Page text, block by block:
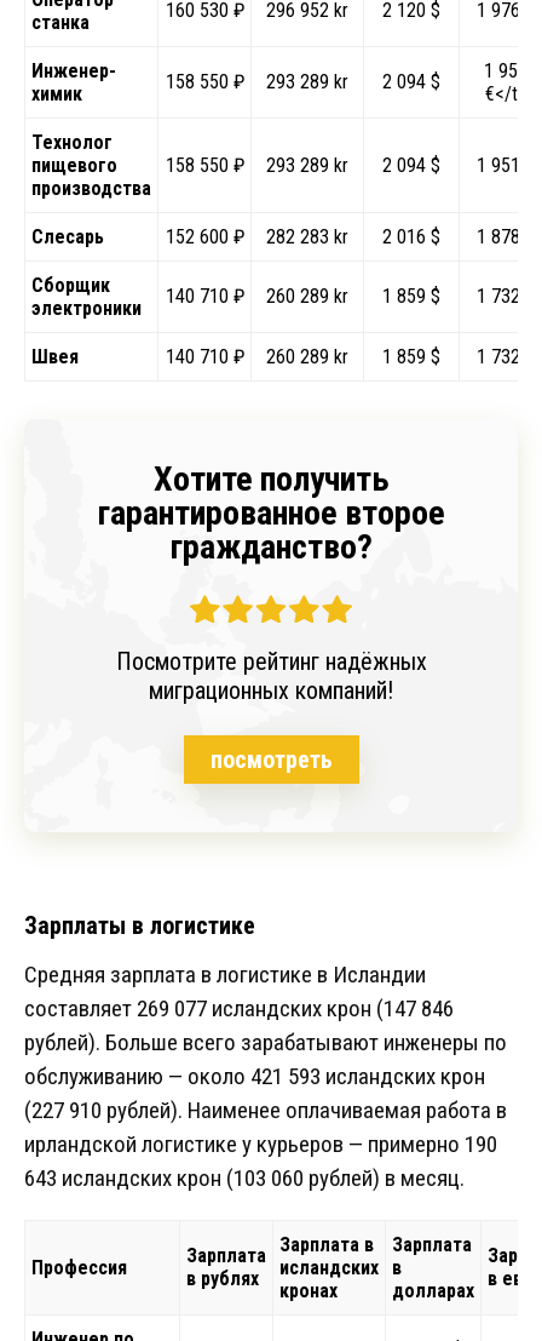
станка
160 530 ₽ 296 952 kr 2 120 $ 1 976 €
Инженер-
химик
158 550 ₽ 293 289 kr 2 094 $
1 951
€</td
Технолог
пищевого
производства
158 550 ₽ 293 289 kr 2 094 $ 1 951 €
Слесарь 152 600 ₽ 282 283 kr 2 016 $ 1 878 €
Сборщик
электроники
140 710 ₽ 260 289 kr 1 859 $ 1 732 €
Швея 140 710 ₽ 260 289 kr 1 859 $ 1 732 €
Хотите получить
гарантированное второе
гражданство?
Посмотрите рейтинг надёжных
миграционных компаний!
посмотреть
Зарплаты в логистике
Средняя зарплата в логистике в Исландии
составляет 269 077 исландских крон (147 846
рублей). Больше всего зарабатывают инженеры по
обслуживанию — около 421 593 исландских крон
(227 910 рублей). Наименее оплачиваемая работа в
ирландской логистике у курьеров — примерно 190
643 исландских крон (103 060 рублей) в месяц.
Профессия
Зарплата
в рублях
Зарплата в
исландских
кронах
Зарплата
в
долларах
в евро